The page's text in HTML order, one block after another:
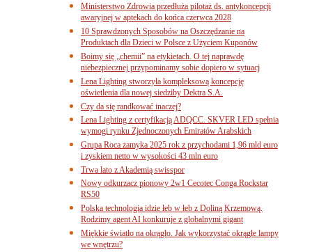
Ministerstwo Zdrowia przedłuża pilotaż ds. antykoncepcji
awaryjnej w aptekach do końca czerwca 2028
10 Sprawdzonych Sposobów na Oszczędzanie na
Produktach dla Dzieci w Polsce z Użyciem Kuponów
Boimy się „chemii” na etykietach. O tej naprawdę
niebezpiecznej przypominamy sobie dopiero w sytuacj
Lena Lighting stworzyła kompleksową koncepcję
oświetlenia dla nowej siedziby Dektra S.A.
Czy da się randkować inaczej?
Lena Lighting z certyfikacją ADQCC. SKVER LED spełnia
wymogi rynku Zjednoczonych Emiratów Arabskich
Grupa Roca zamyka 2025 rok z przychodami 1,96 mld euro
i zyskiem netto w wysokości 43 mln euro
Trwa lato z Akademią swisspor
Nowy odkurzacz pionowy 2w1 Cecotec Conga Rockstar
RS50
Polska technologia idzie łeb w łeb z Doliną Krzemową.
Rodzimy agent AI konkuruje z globalnymi gigant
Miękkie światło na okrągło. Jak wykorzystać okrągłe lampy
we wnętrzu?